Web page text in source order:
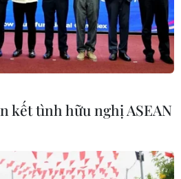
MỤC
thêm dư địa
qua
Australia
lực tăng
kết tình hữu nghị ASEAN